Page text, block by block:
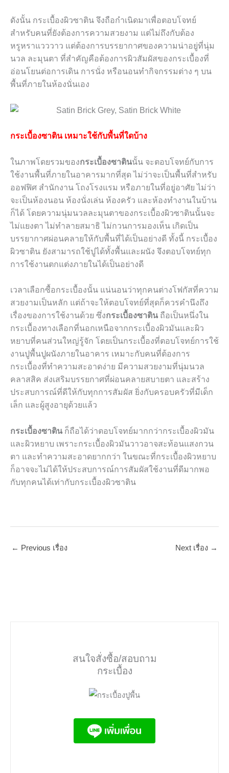
ดังนั้น กระเบื้องผิวซาติน จึงถือกำเนิดมาเพื่อตอบโจทย์
สำหรับคนที่ยังต้องการความสวยงาม แต่ไม่ถึงกับต้อง
หรูหราแวววาว แต่ต้องการบรรยากาศของความน่าอยู่ที่นุ่ม
นวล ละมุนตา ที่สำคัญคือต้องการผิวสัมผัสของกระเบื้องที่
อ่อนโยนต่อการเดิน การนั่ง หรือนอนทำกิจกรรมต่าง ๆ บน
พื้นที่ภายในห้องนั่นเอง
กระเบื้องซาติน เหมาะใช้กับพื้นที่ใดบ้าง
ในภาพโดยรวมของกระเบื้องซาตินนั้น จะตอบโจทย์กับการ
ใช้งานพื้นที่ภายในอาคารมากที่สุด ไม่ว่าจะเป็นพื้นที่สำหรับ
ออฟฟิศ สำนักงาน โถงโรงแรม หรือภายในที่อยู่อาศัย ไม่ว่า
จะเป็นห้องนอน ห้องนั่งเล่น ห้องครัว และห้องทำงานในบ้าน
ก็ได้ โดยความนุ่มนวลละมุนตาของกระเบื้องผิวซาตินนั้นจะ
ไม่แยงตา ไม่ทำลายสมาธิ ไม่กวนการมองเห็น เกิดเป็น
บรรยากาศผ่อนคลายให้กับพื้นที่ได้เป็นอย่างดี ทั้งนี้ กระเบื้อง
ผิวซาติน ยังสามารถใช้ปูได้ทั้งพื้นและผนัง จึงตอบโจทย์ทุก
การใช้งานตกแต่งภายในได้เป็นอย่างดี
เวลาเลือกซื้อกระเบื้องนั้น แน่นอนว่าทุกคนต่างโฟกัสที่ความ
สวยงามเป็นหลัก แต่ถ้าจะให้ตอบโจทย์ที่สุดก็ควรคำนึงถึง
เรื่องของการใช้งานด้วย ซึ่งกระเบื้องซาติน ถือเป็นหนึ่งใน
กระเบื้องทางเลือกที่นอกเหนือจากกระเบื้องผิวมันและผิว
หยาบที่คนส่วนใหญ่รู้จัก โดยเป็นกระเบื้องที่ตอบโจทย์การใช้
งานปูพื้นปูผนังภายในอาคาร เหมาะกับคนที่ต้องการ
กระเบื้องที่ทำความสะอาดง่าย มีความสวยงามที่นุ่มนวล
คลาสสิค ส่งเสริมบรรยกาศที่ผ่อนคลายสบายตา และสร้าง
ประสบการณ์ที่ดีให้กับทุกการสัมผัส ยิ่งกับครอบครัวที่มีเด็ก
เล็ก และผู้สูงอายุด้วยแล้ว
กระเบื้องซาติน ก็ถือได้ว่าตอบโจทย์มากกว่ากระเบื้องผิวมัน
และผิวหยาบ เพราะกระเบื้องผิวมันวาวอาจสะท้อนแสงกวน
ตา และทำความสะอาดยากกว่า ในขณะที่กระเบื้องผิวหยาบ
ก็อาจจะไม่ได้ให้ประสบการณ์การสัมผัสใช้งานที่ดีมากพอ
กับทุกคนได้เท่ากับกระเบื้องผิวซาติน
← Previous เรื่อง Next เรื่อง →
สนใจสั่งซื้อ/สอบถาม
กระเบื้อง